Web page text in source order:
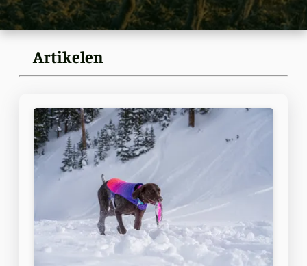
Artikelen